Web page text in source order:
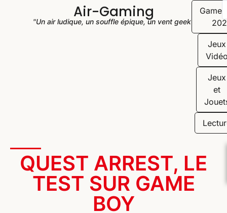
Air-Gaming
"Un air ludique, un souffle épique, un vent geek"
Jeux
Jeux
et
QUEST ARREST, LE
TEST SUR GAME
BOY